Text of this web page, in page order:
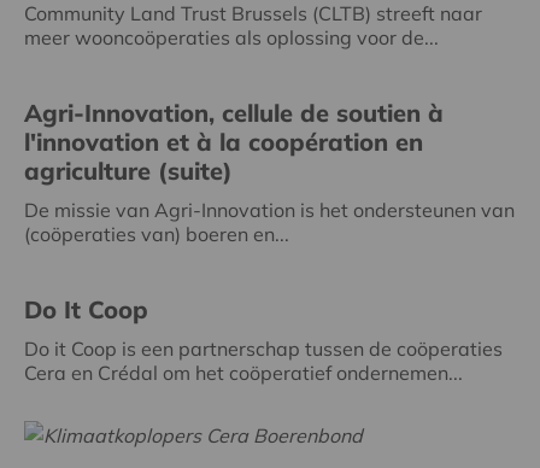
Community Land Trust Brussels (CLTB) streeft naar
meer wooncoöperaties als oplossing voor de...
Agri-Innovation, cellule de soutien à
l'innovation et à la coopération en
agriculture (suite)
De missie van Agri-Innovation is het ondersteunen van
(coöperaties van) boeren en...
Do It Coop
Do it Coop is een partnerschap tussen de coöperaties
Cera en Crédal om het coöperatief ondernemen...